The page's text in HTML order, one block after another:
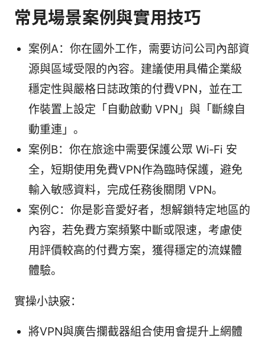
常見場景案例與實用技巧
案例A：你在國外工作，需要访问公司內部資
源與區域受限的內容。建議使用具備企業級
穩定性與嚴格日誌政策的付費VPN，並在工
作裝置上設定「自動啟動 VPN」與「斷線自
動重連」。
案例B：你在旅途中需要保護公眾 Wi‑Fi 安
全，短期使用免費VPN作為臨時保護，避免
輸入敏感資料，完成任務後關閉 VPN。
案例C：你是影音愛好者，想解鎖特定地區的
內容，若免費方案頻繁中斷或限速，考慮使
用評價較高的付費方案，獲得穩定的流媒體
體驗。
實操小訣竅：
將VPN與廣告攔截器組合使用會提升上網體